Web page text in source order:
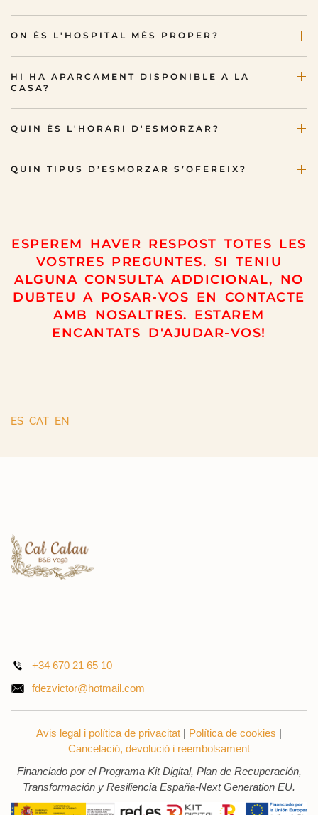
ON ÉS L'HOSPITAL MÉS PROPER?
HI HA APARCAMENT DISPONIBLE A LA
CASA?
QUIN ÉS L'HORARI D'ESMORZAR?
QUIN TIPUS D’ESMORZAR S’OFEREIX?
ESPEREM HAVER RESPOST TOTES LES
VOSTRES PREGUNTES. SI TENIU
ALGUNA CONSULTA ADDICIONAL, NO
DUBTEU A POSAR-VOS EN CONTACTE
AMB NOSALTRES. ESTAREM
ENCANTATS D'AJUDAR-VOS!
ES CAT EN
+34 670 21 65 10
fdezvictor@hotmail.com
Avis legal i política de privacitat | Política de cookies |
Cancelació, devolució i reembolsament
Financiado por el Programa Kit Digital, Plan de Recuperación,
Transformación y Resiliencia España-Next Generation EU.